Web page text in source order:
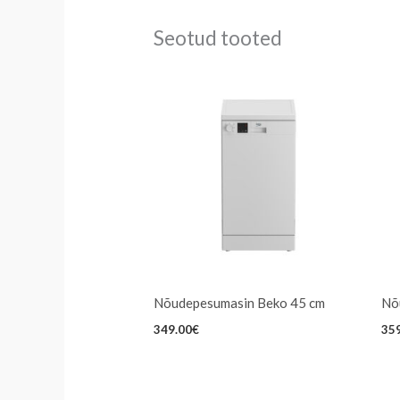
Seotud tooted
Nõudepesumasin Beko 45 cm
349.00€